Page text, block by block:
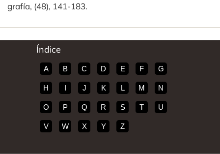
grafía, (48), 141-183.
Índice
A B C D E F G
H I J K L M N
O P Q R S T U
V W X Y Z